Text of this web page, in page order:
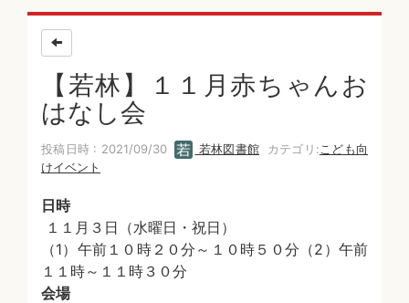
【若林】１１月赤ちゃんお
はなし会
投稿日時 : 2021/09/30 若林図書館 カテゴリ: こども向
けイベント
日時
１１月３日（水曜日・祝日）
（1）午前１０時２０分～１０時５０分（2）午前
１１時～１１時３０分
会場